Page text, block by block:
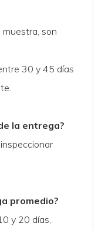
muestra, son
30 y 45 días
la entrega?
promedio?
y 20 días,